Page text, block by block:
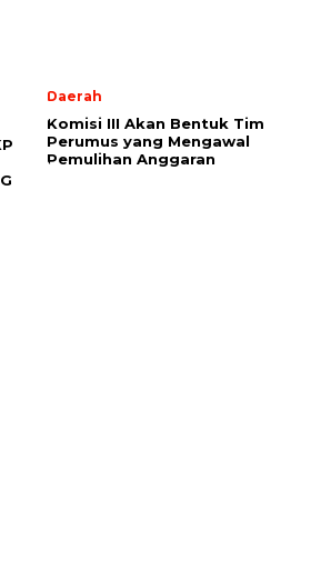
Daerah
Komisi III Akan Bentuk Tim
Perumus yang Mengawal
Pemulihan Anggaran